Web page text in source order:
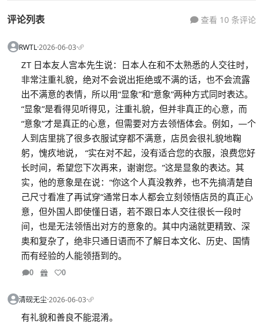
评论列表 查看 10 条评论
RWTL·2026-06-03·
ZT 日本友人宫本先生说：日本人在和不太熟悉的人交往时，
非常注重礼貌，绝对不会说出拒绝或不满的话，也不会流露
出不满意的表情，所以用“显象”和“意象”两种方式同时表达。
“显象”是看得见听得见，注重礼貌，但并非真正的心意，而
“意象”才是真正的心意，但需要对方去领悟体会。例如，—个
人到店里挑了很多衣服试穿都不满意，店员会很礼貌地鞠
躬，愧疚地说， “实在对不起，没有适合您的衣服，浪费您好
长时间，希望您下次再来，谢谢您。”这是显象的表达。其
实，他的意象是在说：“你这个人真没教养，也不先搞清楚自
己尺寸看准了再试穿”通常日本人都会立刻领悟店员的真正心
意，但外国人即使懂日语，若不跟日本人交往很长一段时
间，也是无法领悟出对方的意象的。其中内涵就更精致、深
奥和复杂了，绝非只通日语而不了解日本文化、历史、国情
而有经验的人能领捂到的。
0 0
清砚无尘·2026-06-03·
有礼貌和善良不能混淆。